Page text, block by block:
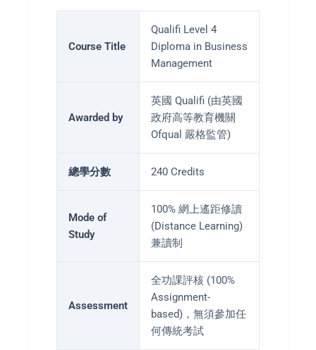
Course Title
Qualifi Level 4
Diploma in Business
Management
Awarded by
英國 Qualifi (由英國
政府高等教育機關
Ofqual 嚴格監管)
總學分數 240 Credits
Mode of
Study
100% 網上遙距修讀
(Distance Learning)
兼讀制
Assessment
全功課評核 (100%
Assignment-
based)，無須參加任
何傳統考試